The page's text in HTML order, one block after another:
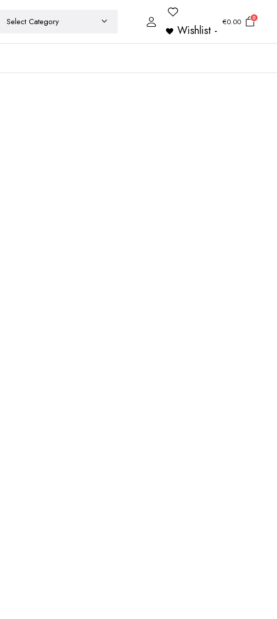
Wishlist -
€0.00 0